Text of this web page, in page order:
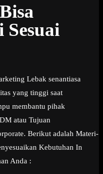
Sesuai
Lebak senantiasa
yang tinggi saat
membantu pihak
atau Tujuan
Berikut adalah Materi-
Kebutuhan In
Anda :